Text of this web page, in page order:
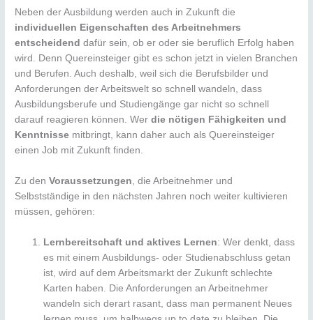
Neben der Ausbildung werden auch in Zukunft die
individuellen Eigenschaften des Arbeitnehmers
entscheidend dafür sein, ob er oder sie beruflich Erfolg haben
wird. Denn Quereinsteiger gibt es schon jetzt in vielen Branchen
und Berufen. Auch deshalb, weil sich die Berufsbilder und
Anforderungen der Arbeitswelt so schnell wandeln, dass
Ausbildungsberufe und Studiengänge gar nicht so schnell
darauf reagieren können. Werdie nötigen Fähigkeiten und
Kenntnisse mitbringt, kann daher auch als Quereinsteiger
einen Job mit Zukunft finden.
Zu denVoraussetzungen, die Arbeitnehmer und
Selbstständige in den nächsten Jahren noch weiter kultivieren
müssen, gehören:
Lernbereitschaft und aktives Lernen: Wer denkt, dass
es mit einem Ausbildungs- oder Studienabschluss getan
ist, wird auf dem Arbeitsmarkt der Zukunft schlechte
Karten haben. Die Anforderungen an Arbeitnehmer
wandeln sich derart rasant, dass man permanent Neues